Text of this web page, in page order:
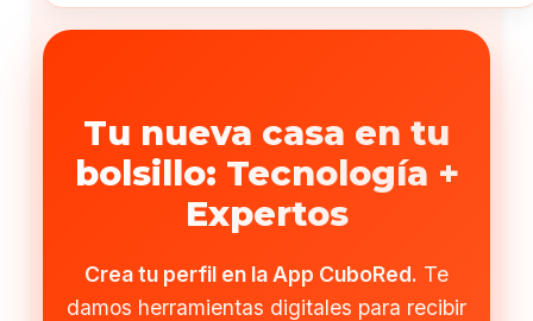
Tu nueva casa en tu
bolsillo: Tecnología +
Expertos
Crea tu perfil en la App CuboRed. Te
damos herramientas digitales para recibir